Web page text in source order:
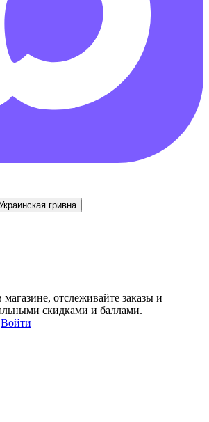
гривна
магазине, отслеживайте заказы и
скидками и баллами.
Войти